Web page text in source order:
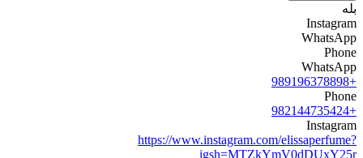
بله
Instagram
WhatsApp
Phone
WhatsApp
+989196378898
Phone
+982144735424
Instagram
https://www.instagram.com/elissaperfume?
igsh=MTZkYmV0dDUxY25r